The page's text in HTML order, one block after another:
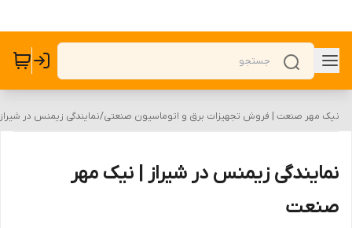
نیک مهر صنعت | فروش تجهیزات برق و اتوماسیون صنعتی/نمایندگی زیمنس در
نمایندگی زیمنس در شیراز | نیک مهر
صنعت